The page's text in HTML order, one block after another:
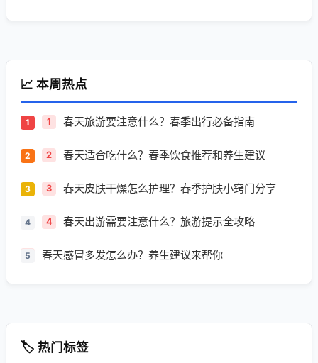
📈 本周热点
1 春天旅游要注意什么？春季出行必备指南
2 春天适合吃什么？春季饮食推荐和养生建议
3 春天皮肤干燥怎么护理？春季护肤小窍门分享
4 春天出游需要注意什么？旅游提示全攻略
5 春天感冒多发怎么办？养生建议来帮你
🏷️ 热门标签